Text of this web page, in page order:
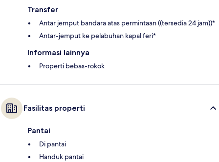
Transfer
Antar jemput bandara atas permintaan ((tersedia 24 jam))*
Antar-jemput ke pelabuhan kapal feri*
Informasi lainnya
Properti bebas-rokok
Fasilitas properti
Pantai
Di pantai
Handuk pantai